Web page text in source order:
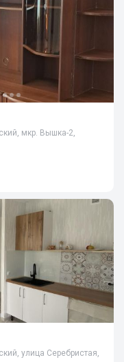
мкр. Вышка-2,
улица Серебристая,